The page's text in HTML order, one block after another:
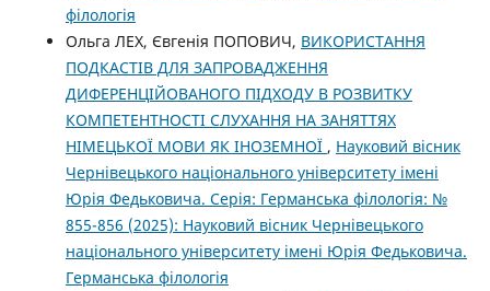
філологія
Ольга ЛЕХ, Євгенія ПОПОВИЧ, ВИКОРИСТАННЯ
ПОДКАСТІВ ДЛЯ ЗАПРОВАДЖЕННЯ
ДИФЕРЕНЦІЙОВАНОГО ПІДХОДУ В РОЗВИТКУ
КОМПЕТЕНТНОСТІ СЛУХАННЯ НА ЗАНЯТТЯХ
НІМЕЦЬКОЇ МОВИ ЯК ІНОЗЕМНОЇ , Науковий вісник
Чернівецького національного університету імені
Юрія Федьковича. Серія: Германська філологія: №
855-856 (2025): Науковий вісник Чернівецького
національного університету імені Юрія Федьковича.
Германська філологія